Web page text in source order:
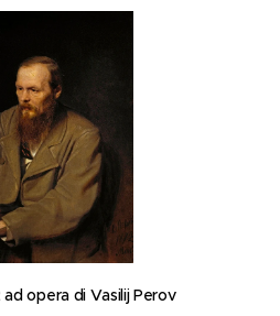
opera di Vasilij Perov